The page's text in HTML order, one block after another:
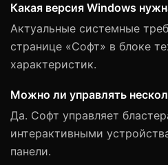
Какая версия Windows
Актуальные системные
странице «Софт» в блоке
характеристик.
Можно ли управлять
Да. Софт управляет
интерактивными
панели.